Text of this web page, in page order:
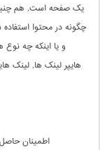
یک صفحه است, هم چنین
چگونه در محتوا
و یا اینکه چه
هایپر لینک ها, لینک
اطمینان